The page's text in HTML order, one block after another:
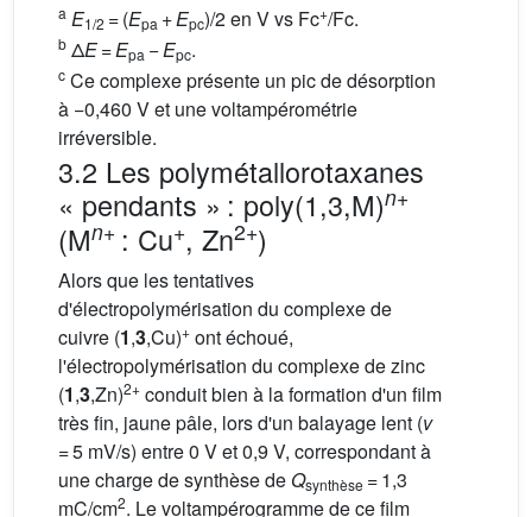
a E1/2 = (Epa +Epc)/2 en V vs Fc+/Fc.
b ΔE=Epa −Epc.
c Ce complexe présente un pic de désorption
à −0,460 V et une voltampérométrie
irréversible.
3.2 Les polymétallorotaxanes
« pendants » : poly(1,3,M)n+
(Mn+ : Cu+, Zn2+)
Alors que les tentatives
d'électropolymérisation du complexe de
cuivre (1,3,Cu)+ ont échoué,
l'électropolymérisation du complexe de zinc
(1,3,Zn)2+ conduit bien à la formation d'un film
très fin, jaune pâle, lors d'un balayage lent (v
= 5 mV/s) entre 0 V et 0,9 V, correspondant à
une charge de synthèse de Qsynthèse = 1,3
mC/cm2. Le voltampérogramme de ce film